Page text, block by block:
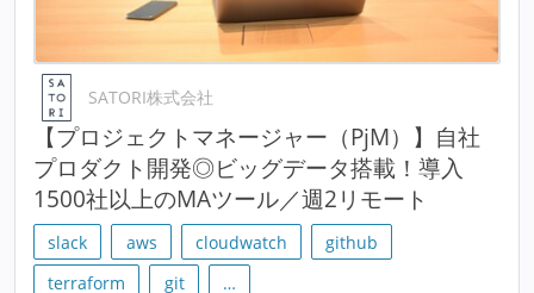
SATORI株式会社
【プロジェクトマネージャー（PjM）】自社
プロダクト開発◎ビッグデータ搭載！導入
1500社以上のMAツール／週2リモート
slack aws cloudwatch
github
terraform
git …